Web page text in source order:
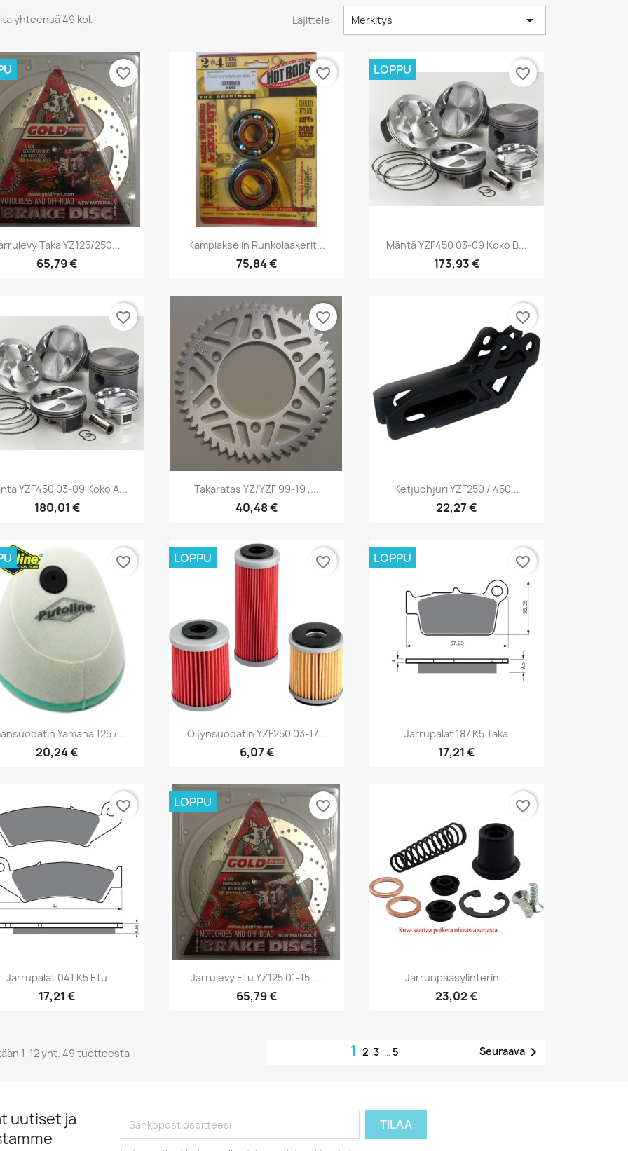
yhteensä 49 kpl. Lajittele: Merkitys 
Pikakatselu
Taka YZ125/250...
65,79 €
favorite_border
Pikakatselu
Kampiakselin Runkolaakerit...
75,84 €
favorite_border
Pikakatselu
Mäntä YZF450 03-09 Koko B...
173,93 €
LOPPU favorite_border
Pikakatselu
YZF450 03-09 Koko A...
180,01 €
favorite_border
Pikakatselu
Takaratas YZ/YZF 99-19 ,...
40,48 €
favorite_border
Pikakatselu
Ketjuohjuri YZF250 / 450...
22,27 €
favorite_border
Pikakatselu
Yamaha 125 /...
20,24 €
favorite_border
Pikakatselu
Öljynsuodatin YZF250 03-17...
6,07 €
LOPPU favorite_border
Pikakatselu
Jarrupalat 187 K5 Taka
17,21 €
LOPPU favorite_border
Pikakatselu
Jarrupalat 041 K5 Etu
17,21 €
favorite_border
Pikakatselu
Jarrulevy Etu YZ125 01-15 ,...
65,79 €
LOPPU favorite_border
Pikakatselu
Jarrunpääsylinterin...
23,02 €
favorite_border
1-12 yht. 49 tuotteesta 123 … 5 Seuraava
uutiset ja